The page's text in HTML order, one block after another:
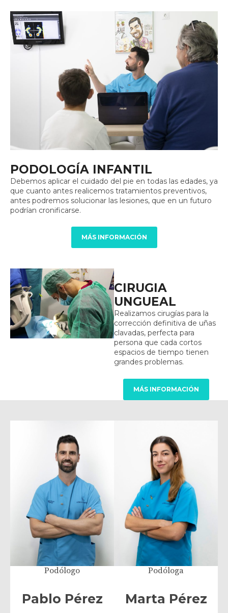
PODOLOGÍA INFANTIL
Debemos aplicar el cuidado del pie en todas las edades, ya
que cuanto antes realicemos tratamientos preventivos,
antes podremos solucionar las lesiones, que en un futuro
podrían cronificarse.
MÁS INFORMACIÓN
CIRUGIA
UNGUEAL
Realizamos cirugías para la
corrección definitiva de uñas
clavadas, perfecta para
persona que cada cortos
espacios de tiempo tienen
grandes problemas.
MÁS INFORMACIÓN
Podólogo
Pablo Pérez
Podóloga
Marta Pérez